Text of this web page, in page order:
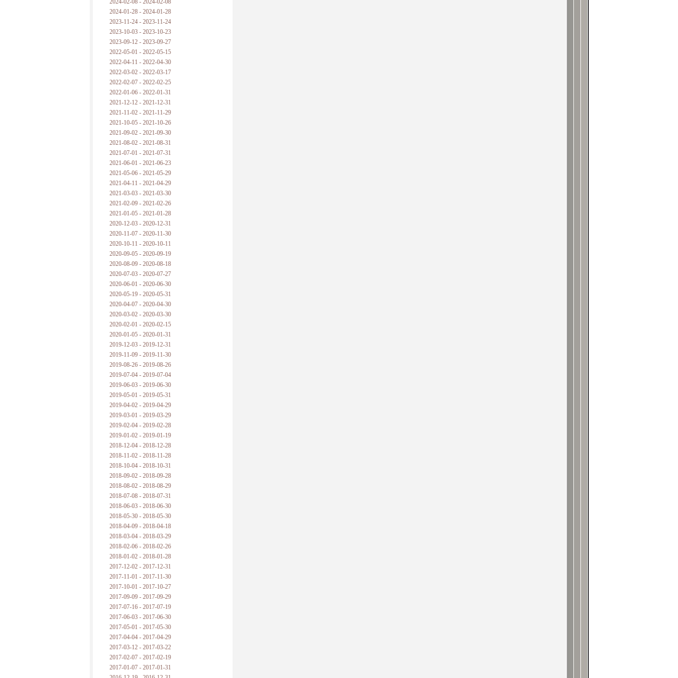
2024-02-08 - 2024-02-08
2024-01-28 - 2024-01-28
2023-11-24 - 2023-11-24
2023-10-03 - 2023-10-23
2023-09-12 - 2023-09-27
2022-05-01 - 2022-05-15
2022-04-11 - 2022-04-30
2022-03-02 - 2022-03-17
2022-02-07 - 2022-02-25
2022-01-06 - 2022-01-31
2021-12-12 - 2021-12-31
2021-11-02 - 2021-11-29
2021-10-05 - 2021-10-26
2021-09-02 - 2021-09-30
2021-08-02 - 2021-08-31
2021-07-01 - 2021-07-31
2021-06-01 - 2021-06-23
2021-05-06 - 2021-05-29
2021-04-11 - 2021-04-29
2021-03-03 - 2021-03-30
2021-02-09 - 2021-02-26
2021-01-05 - 2021-01-28
2020-12-03 - 2020-12-31
2020-11-07 - 2020-11-30
2020-10-11 - 2020-10-11
2020-09-05 - 2020-09-19
2020-08-09 - 2020-08-18
2020-07-03 - 2020-07-27
2020-06-01 - 2020-06-30
2020-05-19 - 2020-05-31
2020-04-07 - 2020-04-30
2020-03-02 - 2020-03-30
2020-02-01 - 2020-02-15
2020-01-05 - 2020-01-31
2019-12-03 - 2019-12-31
2019-11-09 - 2019-11-30
2019-08-26 - 2019-08-26
2019-07-04 - 2019-07-04
2019-06-03 - 2019-06-30
2019-05-01 - 2019-05-31
2019-04-02 - 2019-04-29
2019-03-01 - 2019-03-29
2019-02-04 - 2019-02-28
2019-01-02 - 2019-01-19
2018-12-04 - 2018-12-28
2018-11-02 - 2018-11-28
2018-10-04 - 2018-10-31
2018-09-02 - 2018-09-28
2018-08-02 - 2018-08-29
2018-07-08 - 2018-07-31
2018-06-03 - 2018-06-30
2018-05-30 - 2018-05-30
2018-04-09 - 2018-04-18
2018-03-04 - 2018-03-29
2018-02-06 - 2018-02-26
2018-01-02 - 2018-01-28
2017-12-02 - 2017-12-31
2017-11-01 - 2017-11-30
2017-10-01 - 2017-10-27
2017-09-09 - 2017-09-29
2017-07-16 - 2017-07-19
2017-06-03 - 2017-06-30
2017-05-01 - 2017-05-30
2017-04-04 - 2017-04-29
2017-03-12 - 2017-03-22
2017-02-07 - 2017-02-19
2017-01-07 - 2017-01-31